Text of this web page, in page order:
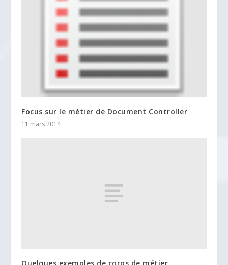
Focus sur le métier de Document Controller
11 mars 2014